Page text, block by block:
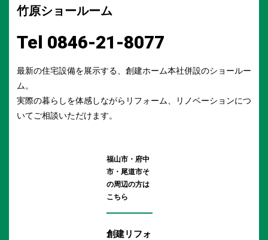
竹原ショールーム
Tel 0846-21-8077
最新の住宅設備を展示する、創建ホーム本社併設のショールー
ム。
実際の暮らしを体感しながらリフォーム、リノベーションにつ
いてご相談いただけます。
福山市・府中
市・尾道市そ
の周辺の方は
こちら
創建リフォ